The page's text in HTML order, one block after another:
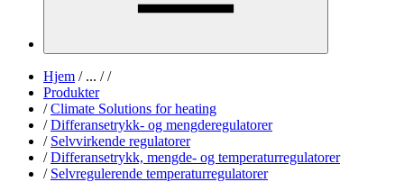
Hjem /... / /
Produkter
/ Climate Solutions for heating
/ Differansetrykk- og mengderegulatorer
/ Selvvirkende regulatorer
/ Differansetrykk, mengde- og temperaturregulatorer
/ Selvregulerende temperaturregulatorer